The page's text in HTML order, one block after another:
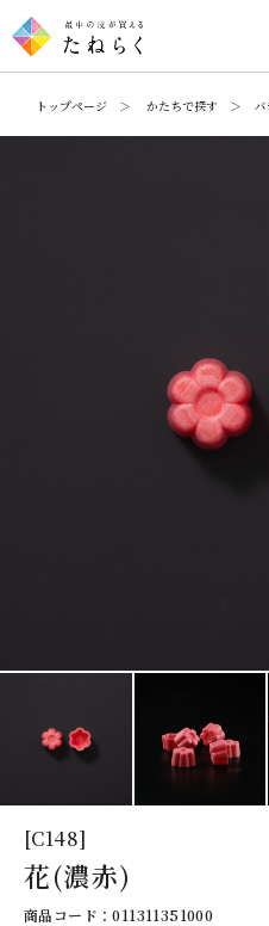
トップページ ＞ かたちで探す ＞
[C148]
花(濃赤)
商品コード：011311351000